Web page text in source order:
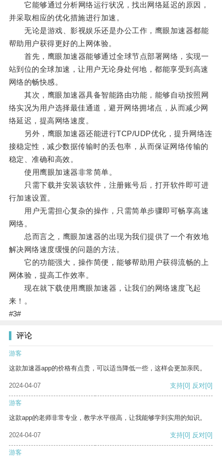
它能够通过分析网络运行状况，找出网络延迟的原因，
并采取相应的优化措施进行加速。
无论是游戏、影视娱乐还是办公工作，鹰眼加速器都能
帮助用户获得更好的上网体验。
首先，鹰眼加速器能够通过全球节点部署网络，实现一
站到位的全球加速，让用户无论身处何地，都能享受到高速
网络的畅快感。
其次，鹰眼加速器具备智能路由功能，能够自动按照网
络实况为用户选择最佳通道，避开网络拥堵点，从而减少网
络延迟，提高网络速度。
另外，鹰眼加速器还能进行TCP/UDP优化，提升网络连
接稳定性，减少数据传输时的丢包率，从而保证网络传输的
稳定、准确和高效。
使用鹰眼加速器非常简单。
只需下载并安装该软件，注册账号后，打开软件即可进
行加速设置。
用户无需担心复杂的操作，只需简单步骤即可畅享高速
网络。
总而言之，鹰眼加速器的出现为我们提供了一个有效地
解决网络速度缓慢的问题的方法。
它的功能强大，操作简便，能够帮助用户获得流畅的上
网体验，提高工作效率。
现在就下载使用鹰眼加速器，让我们的网络速度飞起
来！。
#3#
评论
游客
这款加速器app的价格有点贵，可以适当降低一些，这样会更加亲民。
2024-04-07 支持[0] 反对[0]
游客
这款app的老师非常专业，教学水平很高，让我能够学到实用的知识。
2024-04-07 支持[0] 反对[0]
游客